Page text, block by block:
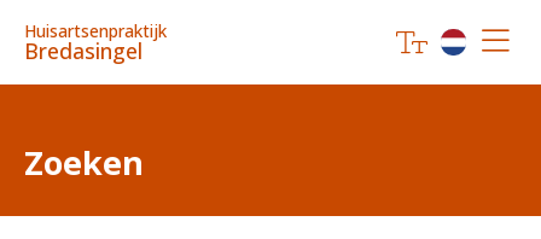
Huisartsenpraktijk
Bredasingel
Zoeken